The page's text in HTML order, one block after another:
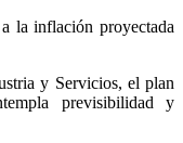
la inflación proyectada
y Servicios, el plan
previsibilidad y